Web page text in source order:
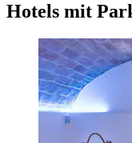
Hotels mit